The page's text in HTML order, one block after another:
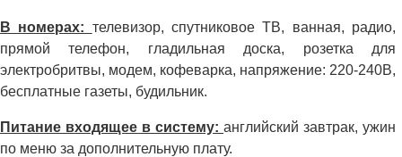
В номерах: телевизор, спутниковое ТВ, ванная, радио,
прямой телефон, гладильная доска, розетка для
электробритвы, модем, кофеварка, напряжение: 220-240В,
бесплатные газеты, будильник.
Питание входящее в систему: английский завтрак, ужин
по меню за дополнительную плату.